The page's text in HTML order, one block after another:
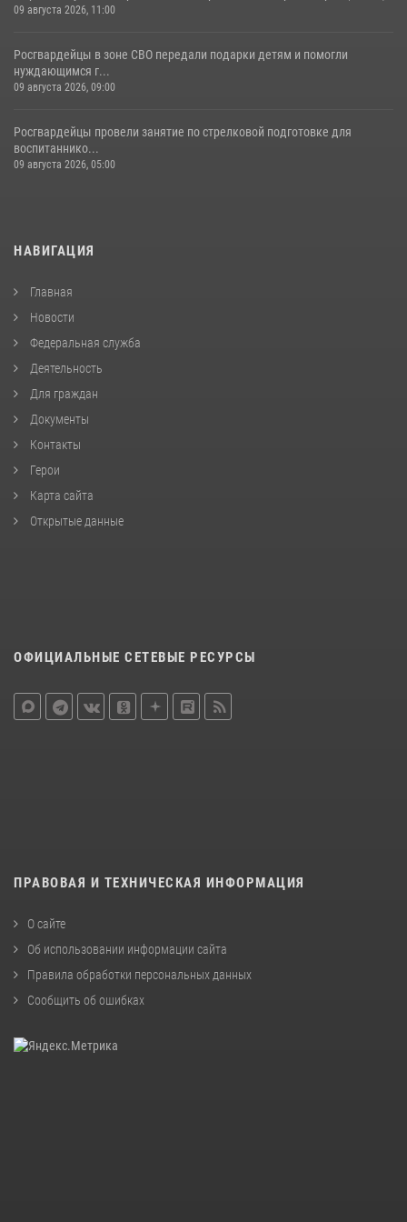
09 августа 2026, 11:00
Росгвардейцы в зоне СВО передали подарки детям и помогли
нуждающимся г...
09 августа 2026, 09:00
Росгвардейцы провели занятие по стрелковой подготовке для
воспитаннико...
09 августа 2026, 05:00
НАВИГАЦИЯ
Главная
Новости
Федеральная служба
Деятельность
Для граждан
Документы
Контакты
Герои
Карта сайта
Открытые данные
ОФИЦИАЛЬНЫЕ СЕТЕВЫЕ РЕСУРСЫ
ПРАВОВАЯ И ТЕХНИЧЕСКАЯ ИНФОРМАЦИЯ
О сайте
Об использовании информации сайта
Правила обработки персональных данных
Сообщить об ошибках